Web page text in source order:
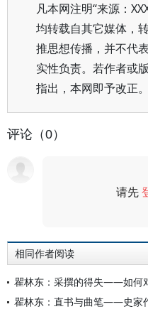
凡本网注明“来源：
均转载自其它媒体，
推思想传播，并不代
实性负责。若作者或
指出，本网即予改正。
评论（0）
请先
相同作者阅读
瞿林东：采撰的得失——如何
瞿林东：直书与曲笔——史家